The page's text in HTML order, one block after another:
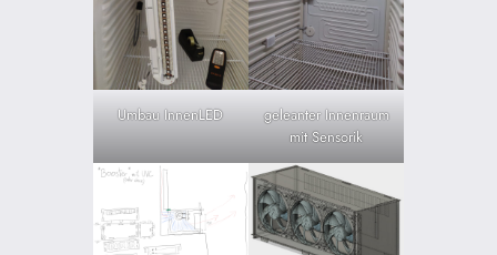
Umbau InnenLED
geleanter Innenraum
mit Sensorik